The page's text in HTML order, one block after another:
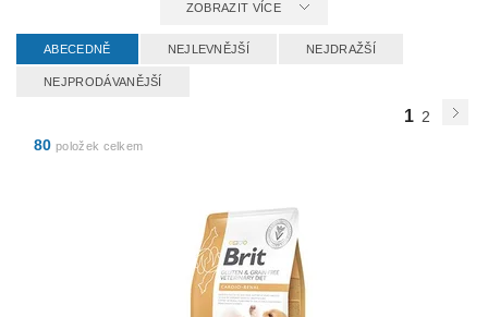
ZOBRAZIT VÍCE
ABECEDNĚ NEJLEVNĚJŠÍ NEJDRAŽŠÍ
NEJPRODÁVANĚJŠÍ
1 2
80 položek celkem